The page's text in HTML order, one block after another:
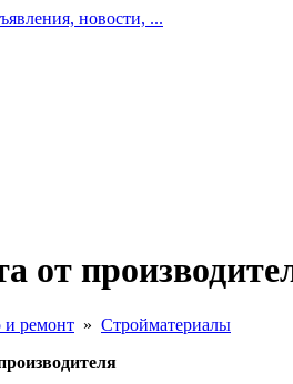
новости, ...
от
и ремонт » Стройматериалы